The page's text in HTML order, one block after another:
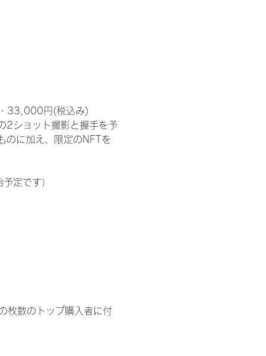
・33,000円(税込み)
2ショット撮影と握手を予
のに加え、限定のNFTを
定です）
枚数のトップ購入者に付